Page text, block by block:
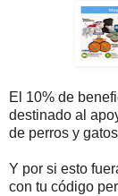
El 10% de
destinado al
de perros y
Y por si esto
con tu código